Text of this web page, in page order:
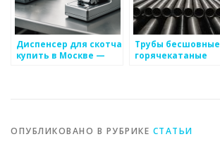
Диспенсер для скотча
купить в Москве —
Трубы бесшовные
горячекатаные
ОПУБЛИКОВАНО В РУБРИКЕ СТАТЬИ